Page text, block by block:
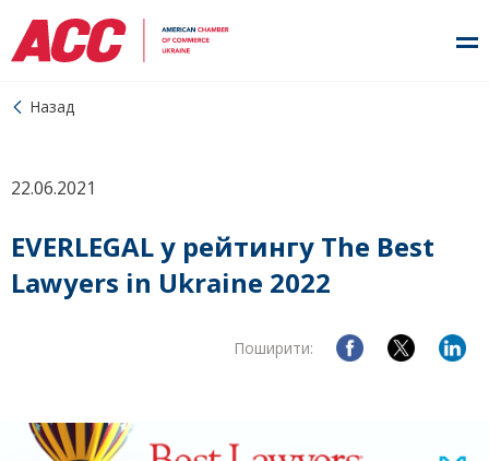
Назад
22.06.2021
EVERLEGAL у рейтингу The Best
Lawyers in Ukraine 2022
Поширити: